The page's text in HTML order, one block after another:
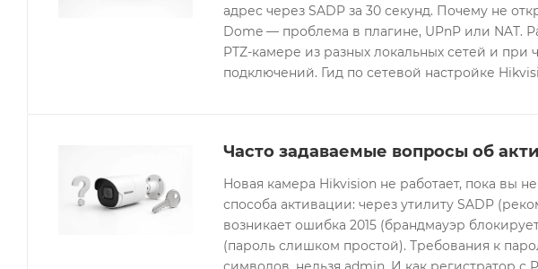
адрес через SADP за 30 секунд. Почему не
Dome — проблема в плагине, UPnP или NAT.
PTZ-камере из разных локальных сетей и
подключений. Гид по сетевой настройке
Часто задаваемые вопросы об
Новая камера Hikvision не работает, пока вы
способа активации: через утилиту SADP
возникает ошибка 2015 (брандмауэр
(пароль слишком простой). Требования к